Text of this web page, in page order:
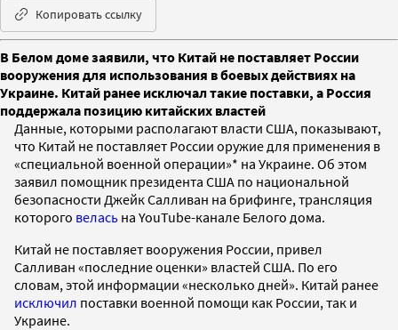
Копировать ссылку
В Белом доме заявили, что Китай не поставляет России
вооружения для использования в боевых действиях на
Украине. Китай ранее исключал такие поставки, а Россия
поддержала позицию китайских властей
Данные, которыми располагают власти США, показывают,
что Китай не поставляет России оружие для применения в
«специальной военной операции»* на Украине. Об этом
заявил помощник президента США по национальной
безопасности Джейк Салливан на брифинге, трансляция
которого велась на YouTube-канале Белого дома.
Китай не поставляет вооружения России, привел
Салливан «последние оценки» властей США. По его
словам, этой информации «несколько дней». Китай ранее
исключил поставки военной помощи как России, так и
Украине.